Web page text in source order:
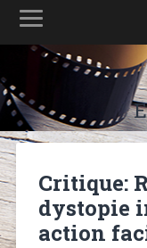
Critique:
dystopie
action